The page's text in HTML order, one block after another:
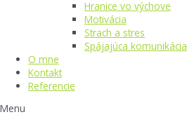
Hranice vo výchove
Motivácia
Strach a stres
Spájajúca komunikácia
O mne
Kontakt
Referencie
Menu